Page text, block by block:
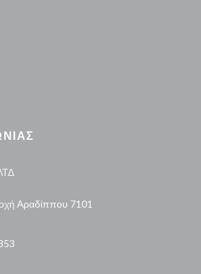
Αραδίππου 7101